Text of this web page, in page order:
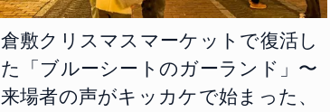
倉敷クリスマスマーケットで復活し
た「ブルーシートのガーランド」〜
来場者の声がキッカケで始まった、